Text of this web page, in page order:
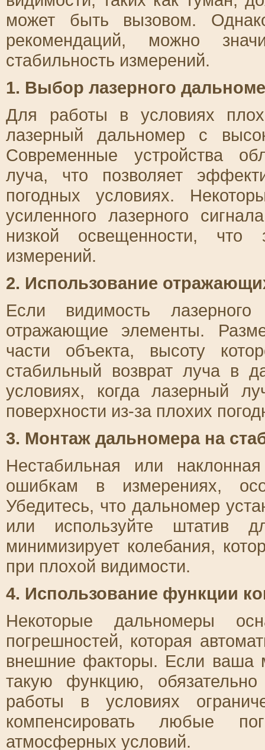
может быть вызовом.
рекомендаций, можно
стабильность измерений.
1. Выбор лазерного
Для работы в условиях
лазерный дальномер с
Современные устройства
луча, что позволяет
погодных условиях.
усиленного лазерного
низкой освещенности, что
измерений.
2. Использование
Если видимость лазерного
отражающие элементы.
части объекта, высоту
стабильный возврат луча в
условиях, когда лазерный
поверхности из-за плохих
3. Монтаж дальномера на
Нестабильная или
ошибкам в измерениях,
Убедитесь, что дальномер
или используйте штатив
минимизирует колебания,
при плохой видимости.
4. Использование функции
Некоторые дальномеры
погрешностей, которая
внешние факторы. Если ваша
такую функцию,
работы в условиях
компенсировать любые
атмосферных условий.